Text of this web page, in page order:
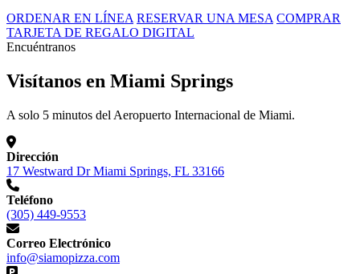
ORDENAR EN LÍNEA RESERVAR UNA MESA COMPRAR
TARJETA DE REGALO DIGITAL
Encuéntranos
Visítanos en Miami Springs
A solo 5 minutos del Aeropuerto Internacional de Miami.
Dirección
17 Westward Dr Miami Springs, FL 33166
Teléfono
(305) 449-9553
Correo Electrónico
info@siamopizza.com